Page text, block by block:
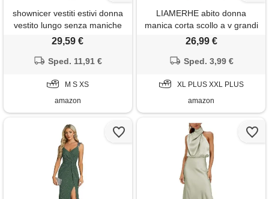
shownicer vestiti estivi donna
vestito lungo senza maniche
vita alta abito estivo stampa
floreale abiti con volant a
verde m
29,59 €
Sped. 11,91 €
M S XS
amazon
LIAMERHE abito donna
manica corta scollo a v grandi
dimensioni elegante vestito
vita alta casual stampa
floreale vestito estivi taglie
26,99 €
Sped. 3,99 €
XL PLUS XXL PLUS
amazon